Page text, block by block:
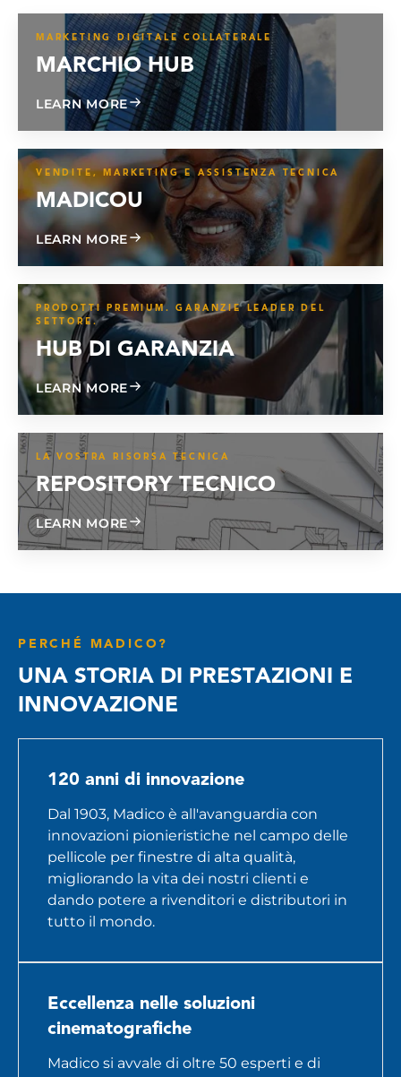
MARKETING DIGITALE COLLATERALE
MARCHIO HUB
LEARN MOREABOUT BRAND HUB
VENDITE, MARKETING E ASSISTENZA TECNICA
MADICOU
LEARN MOREABOUT MADICOU
PRODOTTI PREMIUM. GARANZIE LEADER DEL
SETTORE.
HUB DI GARANZIA
LEARN MOREABOUT WARRANTY HUB
LA VOSTRA RISORSA TECNICA
REPOSITORY TECNICO
LEARN MOREABOUT TECHNICAL REPOSITORY
PERCHÉ MADICO?
UNA STORIA DI PRESTAZIONI E
INNOVAZIONE
120 anni di innovazione
Dal 1903, Madico è all'avanguardia con
innovazioni pionieristiche nel campo delle
pellicole per finestre di alta qualità,
migliorando la vita dei nostri clienti e
dando potere a rivenditori e distributori in
tutto il mondo.
Eccellenza nelle soluzioni
cinematografiche
Madico si avvale di oltre 50 esperti e di